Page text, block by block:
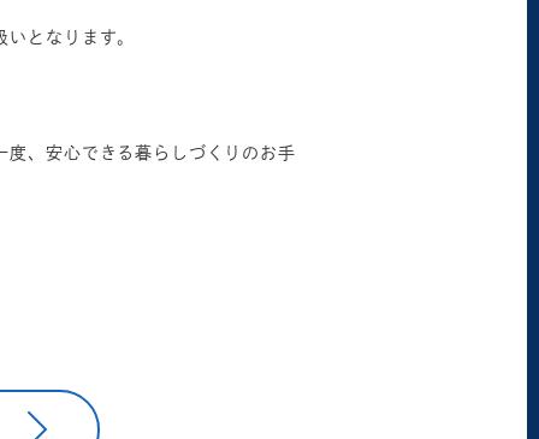
となります。
度、安心できる暮らしづくりのお手